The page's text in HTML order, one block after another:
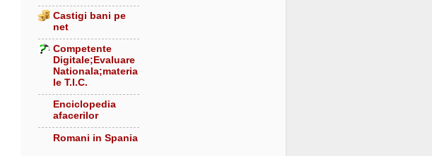
Castigi bani pe
net
Competente
Digitale;Evaluare
Nationala;materia
le T.I.C.
Enciclopedia
afacerilor
Romani in Spania